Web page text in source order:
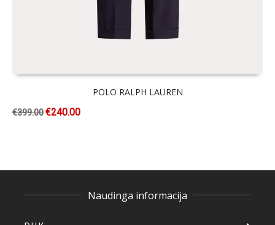
POLO RALPH LAUREN
€399.00€240.00
Naudinga informacija